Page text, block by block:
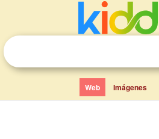
Web Imágenes